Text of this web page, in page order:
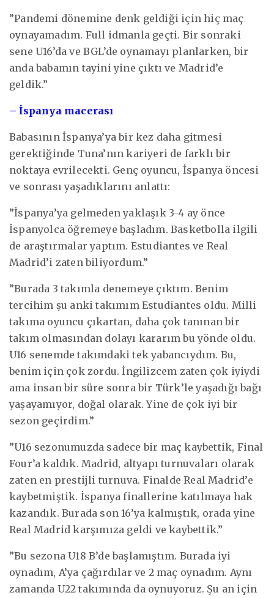
”Pandemi dönemine denk geldiği için hiç maç
oynayamadım. Full idmanla geçti. Bir sonraki
sene U16’da ve BGL’de oynamayı planlarken, bir
anda babamın tayini yine çıktı ve Madrid’e
geldik.”
– İspanya macerası
Babasının İspanya’ya bir kez daha gitmesi
gerektiğinde Tuna’nın kariyeri de farklı bir
noktaya evrilecekti. Genç oyuncu, İspanya öncesi
ve sonrası yaşadıklarını anlattı:
”İspanya’ya gelmeden yaklaşık 3-4 ay önce
İspanyolca öğremeye başladım. Basketbolla ilgili
de araştırmalar yaptım. Estudiantes ve Real
Madrid’i zaten biliyordum.”
”Burada 3 takımla denemeye çıktım. Benim
tercihim şu anki takımım Estudiantes oldu. Milli
takıma oyuncu çıkartan, daha çok tanınan bir
takım olmasından dolayı kararım bu yönde oldu.
U16 senemde takımdaki tek yabancıydım. Bu,
benim için çok zordu. İngilizcem zaten çok iyiydi
ama insan bir süre sonra bir Türk’le yaşadığı bağı
yaşayamıyor, doğal olarak. Yine de çok iyi bir
sezon geçirdim.”
”U16 sezonumuzda sadece bir maç kaybettik, Final
Four’a kaldık. Madrid, altyapı turnuvaları olarak
zaten en prestijli turnuva. Finalde Real Madrid’e
kaybetmiştik. İspanya finallerine katılmaya hak
kazandık. Burada son 16’ya kalmıştık, orada yine
Real Madrid karşımıza geldi ve kaybettik.”
”Bu sezona U18 B’de başlamıştım. Burada iyi
oynadım, A’ya çağırdılar ve 2 maç oynadım. Aynı
zamanda U22 takımında da oynuyoruz. Şu an için